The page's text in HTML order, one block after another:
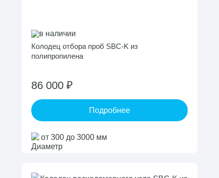
в наличии
Колодец отбора проб SBC-K из
полипропилена
86 000 ₽
Подробнее
от 300 до 3000 мм